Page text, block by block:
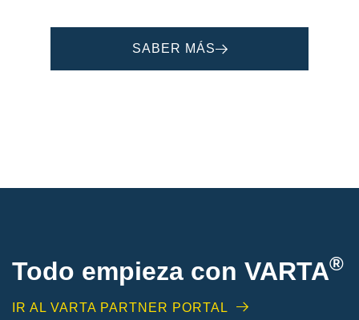
SABER MÁS
Todo empieza con VARTA®
IR AL VARTA PARTNER PORTAL